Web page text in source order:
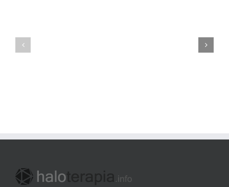
Sympozjum